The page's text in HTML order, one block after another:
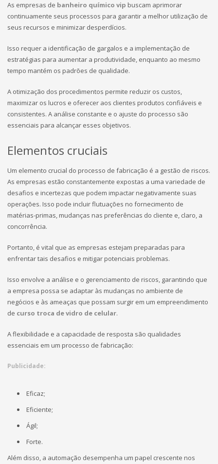
As empresas de banheiro químico vip buscam aprimorar
continuamente seus processos para garantir a melhor utilização de
seus recursos e minimizar desperdícios.
Isso requer a identificação de gargalos e a implementação de
estratégias para aumentar a produtividade, enquanto ao mesmo
tempo mantém os padrões de qualidade.
A otimização dos procedimentos permite reduzir os custos,
maximizar os lucros e oferecer aos clientes produtos confiáveis e
consistentes. A análise constante e o ajuste do processo são
essenciais para alcançar esses objetivos.
Elementos cruciais
Um elemento crucial do processo de fabricação é a gestão de riscos.
As empresas estão constantemente expostas a uma variedade de
desafios e incertezas que podem impactar negativamente suas
operações. Isso pode incluir flutuações no fornecimento de
matérias-primas, mudanças nas preferências do cliente e, claro, a
concorrência.
Portanto, é vital que as empresas estejam preparadas para
enfrentar tais desafios e mitigar potenciais problemas.
Isso envolve a análise e o gerenciamento de riscos, garantindo que
a empresa possa se adaptar às mudanças no ambiente de
negócios e às ameaças que possam surgir em um empreendimento
de curso troca de vidro de celular.
A flexibilidade e a capacidade de resposta são qualidades
essenciais em um processo de fabricação:
Publicidade:
Eficaz;
Eficiente;
Ágil;
Forte.
Além disso, a automação desempenha um papel crescente nos